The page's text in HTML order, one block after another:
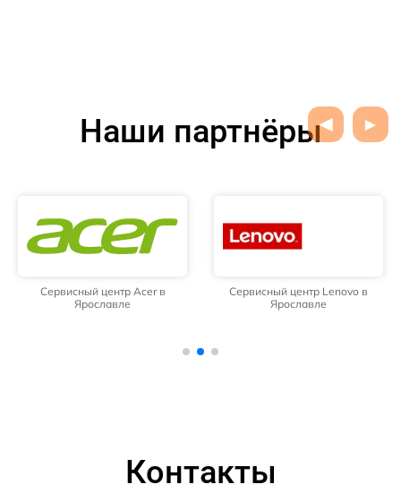
Наши партнёры
Сервисный центр Acer в
Ярославле
Сервисный центр Lenovo в
Ярославле
Контакты